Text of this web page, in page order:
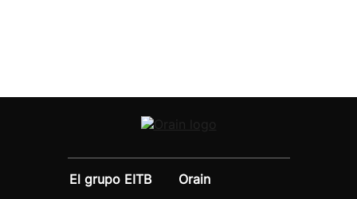
El grupo EITB
Orain